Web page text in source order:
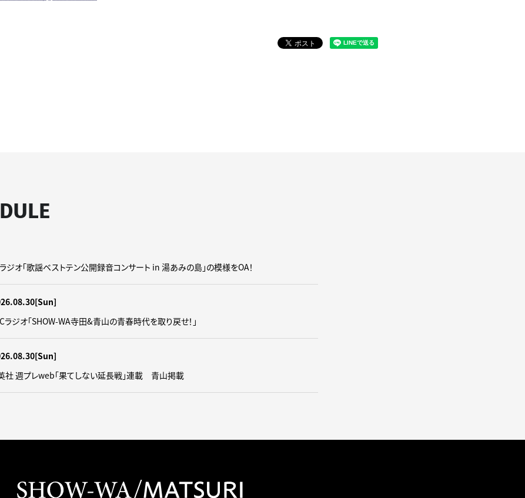
ラジオ「歌謡ベストテン公開録音コンサート in 湯あみの島」の模様をOA！
[Sun]
ラジオ｢SHOW-WA寺田&青山の青春時代を取り戻せ！｣
[Sun]
英社 週プレweb｢果てしない延長戦｣連載 青山掲載